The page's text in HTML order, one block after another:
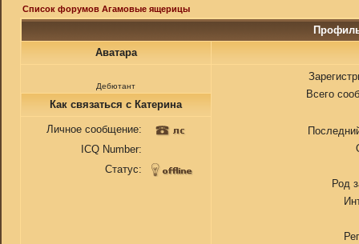
Список форумов Агамовые ящерицы
Аватара
Дебютант
Всего
Род
Как связаться с Катерина
Личное сообщение:
ICQ Number:
Статус: